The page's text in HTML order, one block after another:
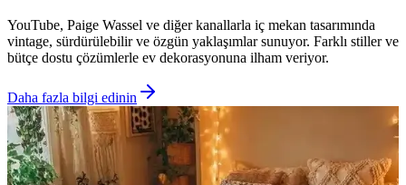
YouTube, Paige Wassel ve diğer kanallarla iç mekan tasarımında
vintage, sürdürülebilir ve özgün yaklaşımlar sunuyor. Farklı stiller ve
bütçe dostu çözümlerle ev dekorasyonuna ilham veriyor.
Daha fazla bilgi edinin